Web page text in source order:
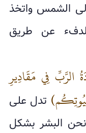
الشمس واتخذ
عن طريق
الرَّبِّ فِي مَقَادِيرِ
تدل على
نحن البشر بشكل